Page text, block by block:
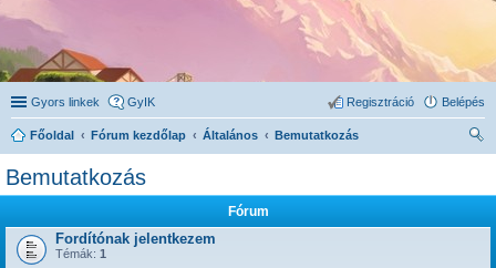
Gyors linkek GyIK Belépés
Regisztráció
Főoldal Fórum kezdőlap Általános
Bemutatkozás
Bemutatkozás
Fórum
Fordítónak jelentkezem
Témák: 1